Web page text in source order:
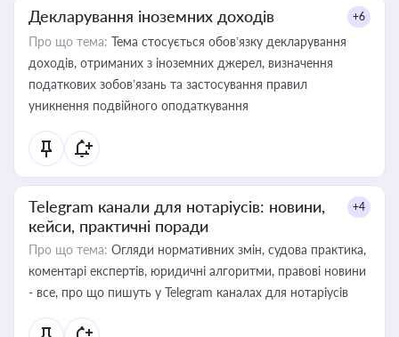
Декларування іноземних доходів +6
Про що тема: Тема стосується обов’язку декларування
доходів, отриманих з іноземних джерел, визначення
податкових зобов’язань та застосування правил
уникнення подвійного оподаткування
Telegram канали для нотаріусів: новини,
кейси, практичні поради
+4
Про що тема: Огляди нормативних змін, судова практика,
коментарі експертів, юридичні алгоритми, правові новини
- все, про що пишуть у Telegram каналах для нотаріусів